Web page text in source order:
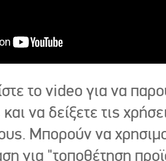
το video για να
να δείξετε τις
Μπορούν να
για "τοποθέτηση